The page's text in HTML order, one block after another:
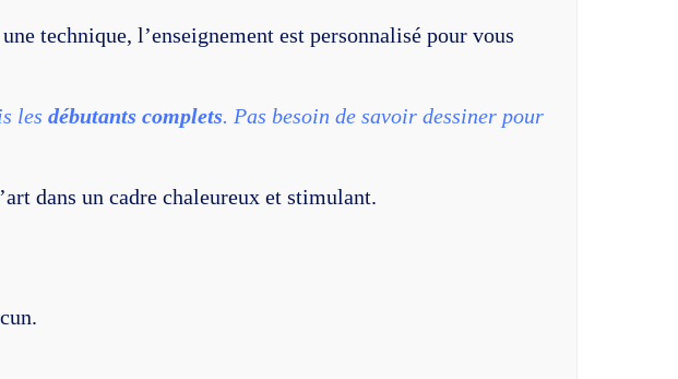
technique, l’enseignement est personnalisé pour vous
les débutants complets. Pas besoin de savoir dessiner pour
dans un cadre chaleureux et stimulant.